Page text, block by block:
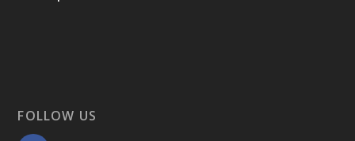
FOLLOW US